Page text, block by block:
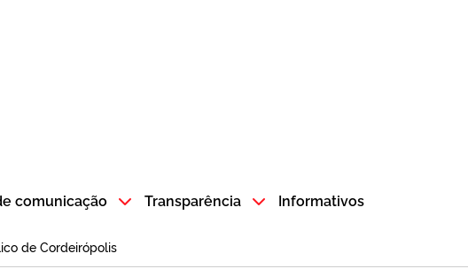
GOV BR direciona para a página inicial
comunicação Transparência Informativos
de Cordeirópolis